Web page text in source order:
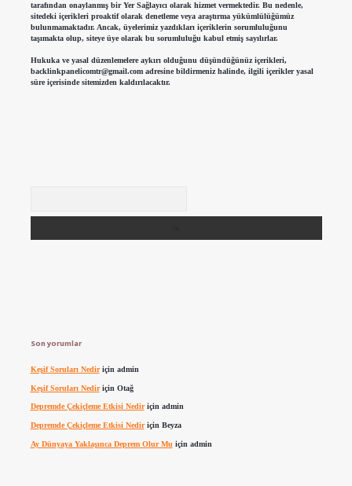
tarafından onaylanmış bir Yer Sağlayıcı olarak hizmet vermektedir. Bu nedenle,
sitedeki içerikleri proaktif olarak denetleme veya araştırma yükümlülüğümüz
bulunmamaktadır. Ancak, üyelerimiz yazdıkları içeriklerin sorumluluğunu
taşımakta olup, siteye üye olarak bu sorumluluğu kabul etmiş sayılırlar.
Hukuka ve yasal düzenlemelere aykırı olduğunu düşündüğünüz içerikleri,
backlinkpanelicomtr@gmail.comadresine bildirmeniz halinde, ilgili içerikler yasal
süre içerisinde sitemizden kaldırılacaktır.
Son yorumlar
Keşif Soruları Nediriçin admin
Keşif Soruları Nediriçin Otağ
Depremde Çekiçleme Etkisi Nediriçin admin
Depremde Çekiçleme Etkisi Nediriçin Beyza
Ay Dünyaya Yaklaşınca Deprem Olur Mu için admin